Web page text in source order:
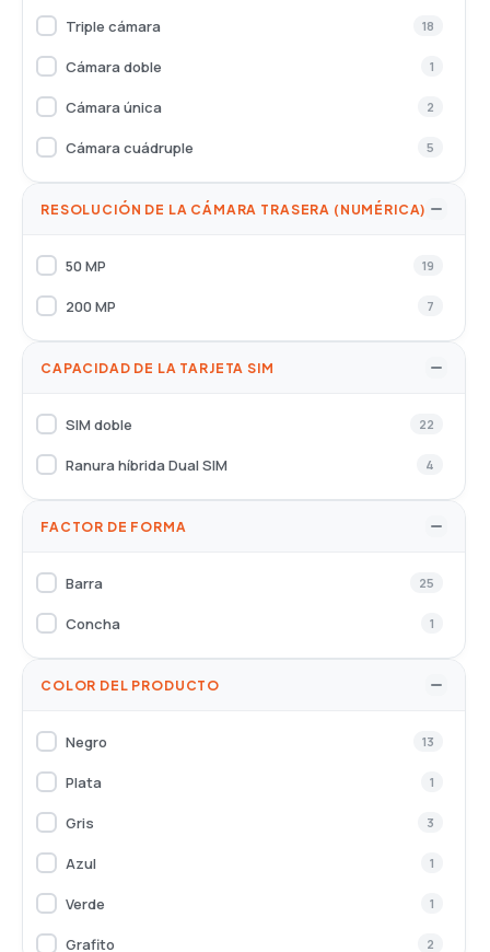
Triple cámara 18
Cámara doble 1
Cámara única 2
Cámara cuádruple 5
RESOLUCIÓN DE LA CÁMARA TRASERA (NUMÉRICA)
50 MP 19
200 MP 7
CAPACIDAD DE LA TARJETA SIM
SIM doble 22
Ranura híbrida Dual SIM 4
FACTOR DE FORMA
Barra 25
Concha 1
COLOR DEL PRODUCTO
Negro 13
Plata 1
Gris 3
Azul 1
Verde 1
Grafito 2